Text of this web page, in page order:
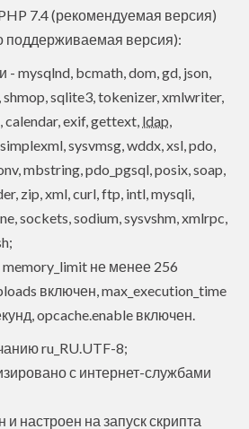
7.4 (рекомендуемая версия)
поддерживаемая версия):
mysqlnd, bcmath, dom, gd, json,
sqlite3, tokenizer, xmlwriter,
calendar, exif, gettext, ldap
sysvmsg, wddx, xsl, pdo,
mbstring, pdo_pgsql, posix, soap,
zip, xml, curl, ftp, intl, mysqli,
sockets, sodium, sysvshm, xmlrpc,
не менее 256
включен, max_execution_time
opcache.enable включен.
ru_RU.UTF-8;
с интернет-службами
и настроен на запуск скрипта